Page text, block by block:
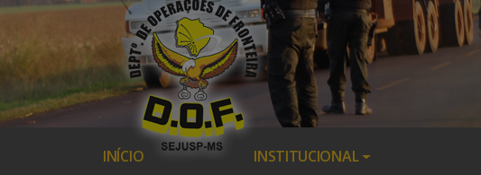
INÍCIO INSTITUCIONAL